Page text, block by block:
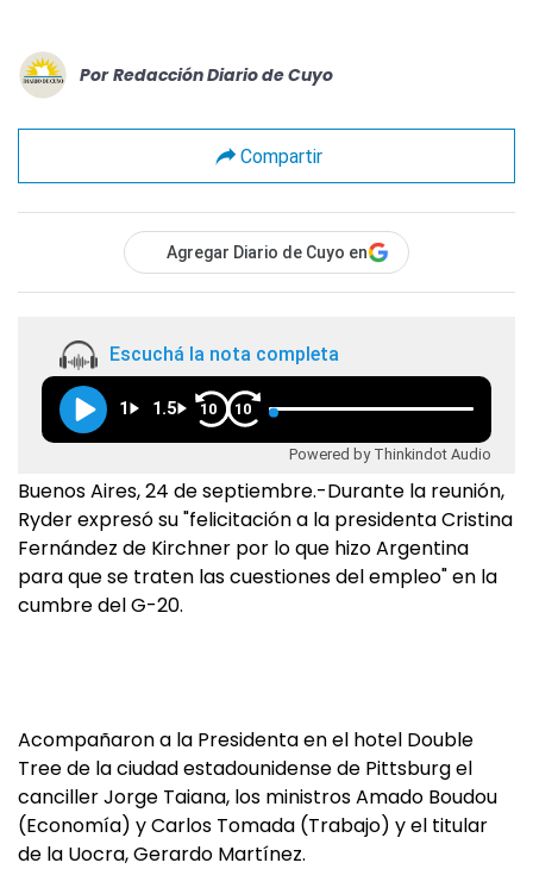
Por Redacción Diario de Cuyo
Compartir
Agregar Diario de Cuyo en
Escuchá la nota completa
1 1.5 10 10
Powered by Thinkindot Audio
Buenos Aires, 24 de septiembre.-Durante la reunión,
Ryder expresó su "felicitación a la presidenta Cristina
Fernández de Kirchner por lo que hizo Argentina
para que se traten las cuestiones del empleo" en la
cumbre del G-20.
Acompañaron a la Presidenta en el hotel Double
Tree de la ciudad estadounidense de Pittsburg el
canciller Jorge Taiana, los ministros Amado Boudou
(Economía) y Carlos Tomada (Trabajo) y el titular
de la Uocra, Gerardo Martínez.